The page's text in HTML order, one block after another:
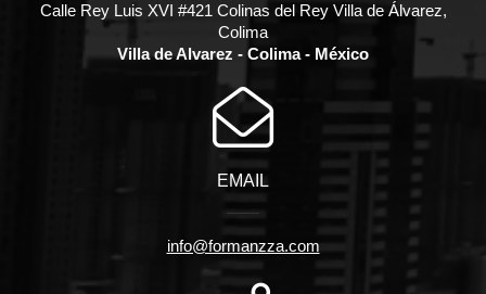
Calle Rey Luis XVI #421 Colinas del Rey Villa de Álvarez,
Colima
Villa de Alvarez - Colima - México
EMAIL
info@formanzza.com